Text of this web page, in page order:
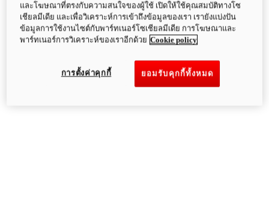
และโฆษณาที่ตรงกับความสนใจของผู้ใช้ เปิดให้ใช้คุณสมบัติทางโซ
เชียลมีเดีย และเพื่อวิเคราะห์การเข้าถึงข้อมูลของเรา เรายังแบ่งปัน
ข้อมูลการใช้งานไซต์กับพาร์ทเนอร์โซเชียลมีเดีย การโฆษณาและ
พาร์ทเนอร์การวิเคราะห์ของเราอีกด้วย Cookie policy
ยอมรับคุกกี้ทั้งหมด
การตั้งค่าคุกกี้